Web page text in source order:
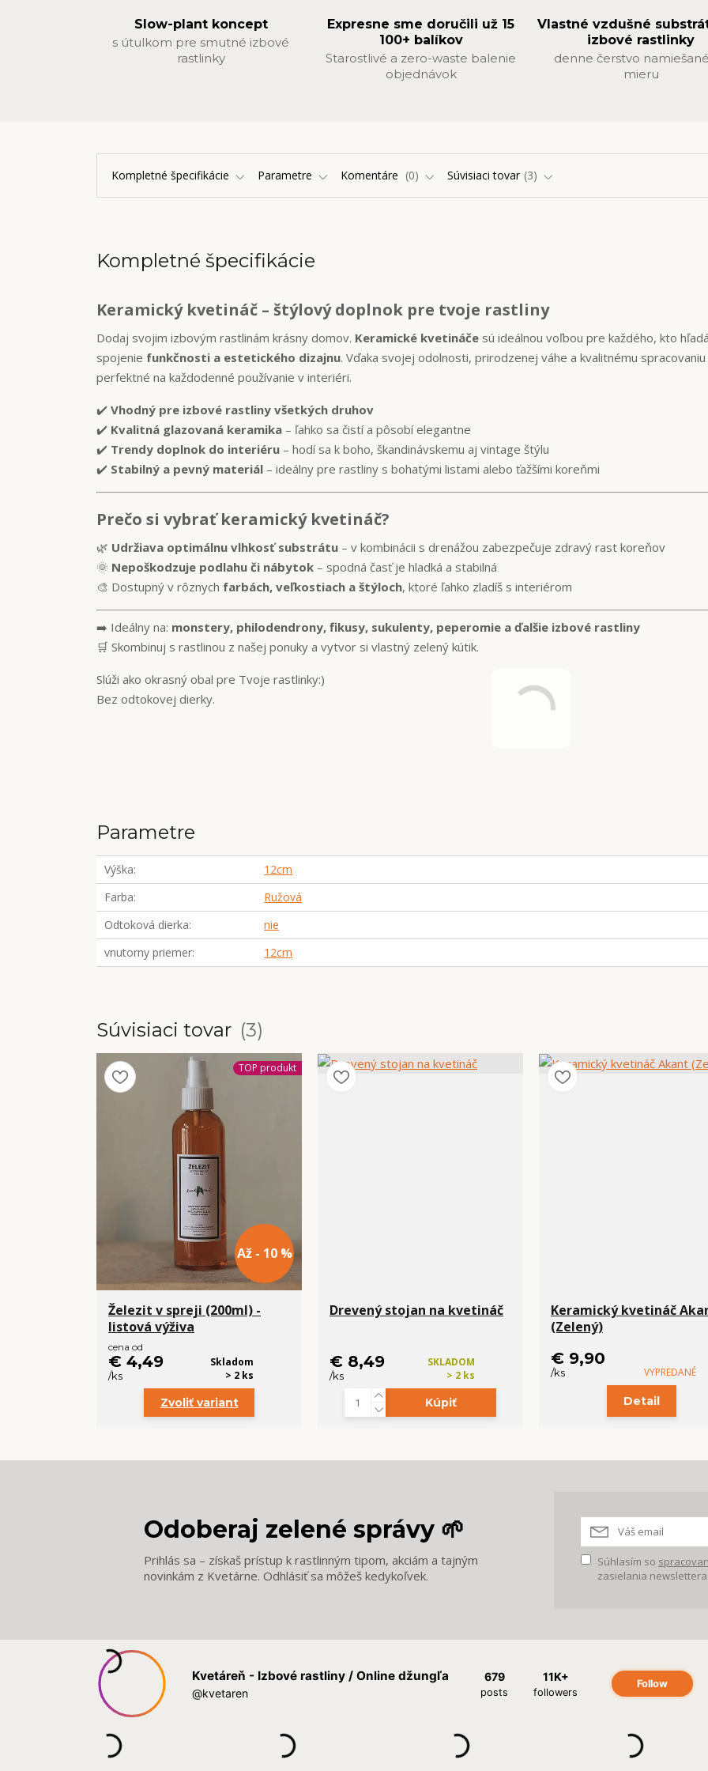
Slow-plant koncept
s útulkom pre smutné izbové
rastlinky
Expresne sme doručili už 15
100+ balíkov
Starostlivé a zero-waste balenie
objednávok
Vlastné vzdušné
izbové rastlinky
denne čerstvo
mieru
Kompletné špecifikácie Parametre Komentáre 0 Súvisiaci tovar 3
Kompletné špecifikácie
Keramický kvetináč – štýlový doplnok pre tvoje rastliny
Dodaj svojim izbovým rastlinám krásny domov. Keramické kvetináče sú ideálnou voľbou pre každého, kto
spojenie funkčnosti a estetického dizajnu. Vďaka svojej odolnosti, prirodzenej váhe a kvalitnému
perfektné na každodenné používanie v interiéri.
✔️ Vhodný pre izbové rastliny všetkých druhov
✔️ Kvalitná glazovaná keramika – ľahko sa čistí a pôsobí elegantne
✔️ Trendy doplnok do interiéru – hodí sa k boho, škandinávskemu aj vintage štýlu
✔️ Stabilný a pevný materiál – ideálny pre rastliny s bohatými listami alebo ťažšími koreňmi
Prečo si vybrať keramický kvetináč?
🌿 Udržiava optimálnu vlhkosť substrátu – v kombinácii s drenážou zabezpečuje zdravý rast koreňov
🌞 Nepoškodzuje podlahu či nábytok – spodná časť je hladká a stabilná
🎨 Dostupný v rôznych farbách, veľkostiach a štýloch, ktoré ľahko zladíš s interiérom
➡️ Ideálny na: monstery, philodendrony, fikusy, sukulenty, peperomie a ďalšie izbové rastliny
🛒 Skombinuj s rastlinou z našej ponuky a vytvor si vlastný zelený kútik.
Slúži ako okrasný obal pre Tvoje rastlinky:)
Bez odtokovej dierky.
Parametre
Výška
12cm
Farba
Ružová
Odtoková dierka
nie
vnutorny priemer
12cm
Súvisiaci tovar 3
TOP produkt
Až - 10 %
Železit v spreji (200ml) -
listová výživa
cena od
€ 4,49
/ks
Skladom
> 2 ks
Zvoliť variant
Drevený stojan na kvetináč
€ 8,49
/ks
SKLADOM
> 2 ks
Kúpiť
Keramický kvetináč
(Zelený)
€ 9,90
/ks VYPREDANÉ
Detail
Odoberaj zelené správy 🌱
Prihlás sa – získaš prístup k rastlinným tipom, akciám a tajným
novinkám z Kvetárne. Odhlásiť sa môžeš kedykoľvek.
Súhlasím so
zasielania